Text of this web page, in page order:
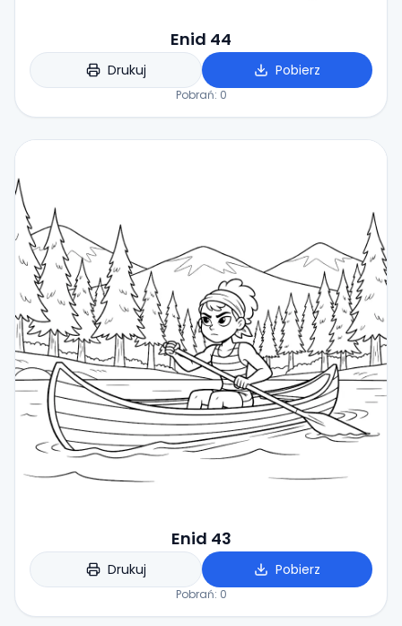
Enid 44
Drukuj Pobierz
Pobrań: 0
Enid 43
Drukuj Pobierz
Pobrań: 0